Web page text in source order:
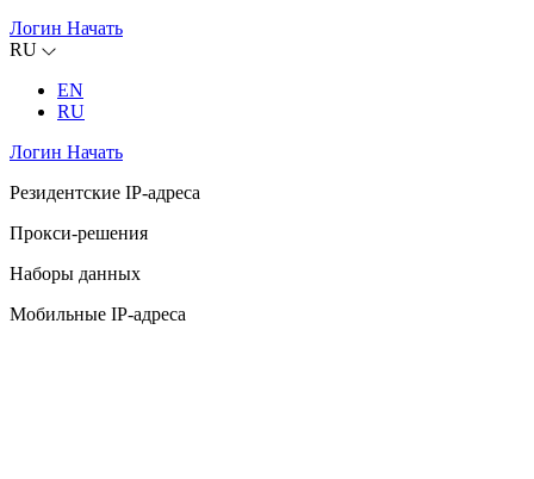
Логин Начать
RU
EN
RU
Логин Начать
Резидентские IP-адреса
Прокси-решения
Наборы данных
Мобильные IP-адреса